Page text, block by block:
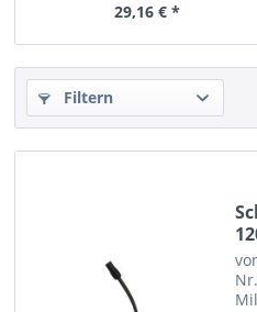
29,16 € *
Filtern